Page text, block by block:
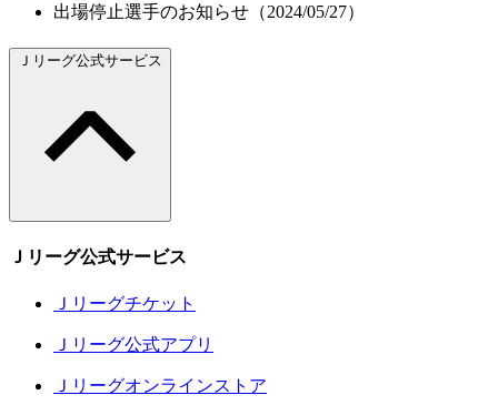
出場停止選手のお知らせ（2024/05/27）
Ｊリーグ公式サービス
Ｊリーグ公式サービス
Ｊリーグチケット
Ｊリーグ公式アプリ
Ｊリーグオンラインストア